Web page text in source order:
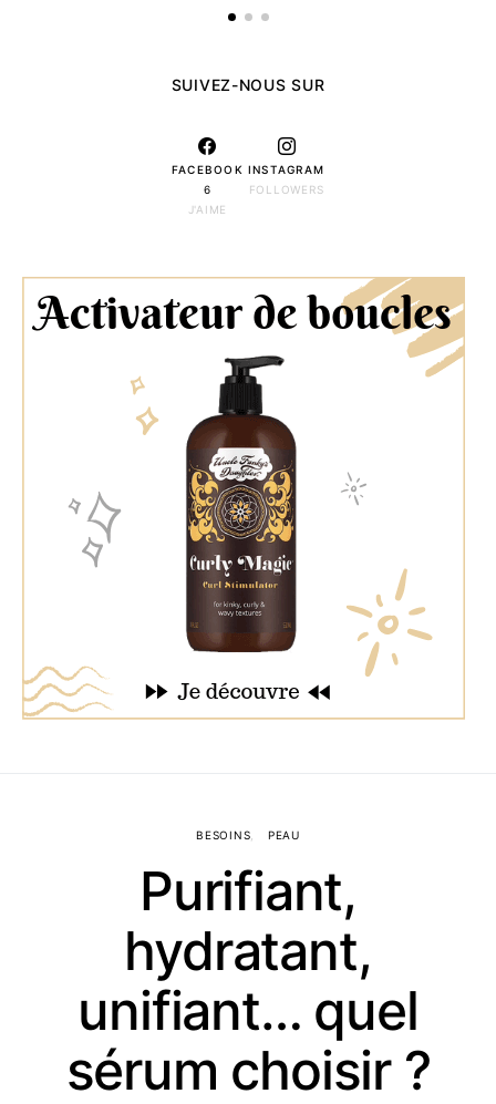
SUIVEZ-NOUS SUR
FACEBOOK
6
J'AIME
INSTAGRAM
FOLLOWERS
BESOINS PEAU
Purifiant,
hydratant,
unifiant… quel
sérum choisir ?